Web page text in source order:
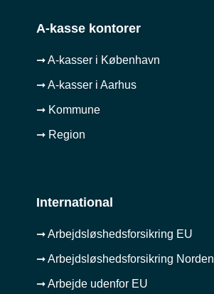
A-kasse kontorer
➞ A-kasser i København
➞ A-kasser i Aarhus
➞ Kommune
➞ Region
International
➞ Arbejdsløshedsforsikring EU
➞ Arbejdsløshedsforsikring Norden
➞ Arbejde udenfor EU